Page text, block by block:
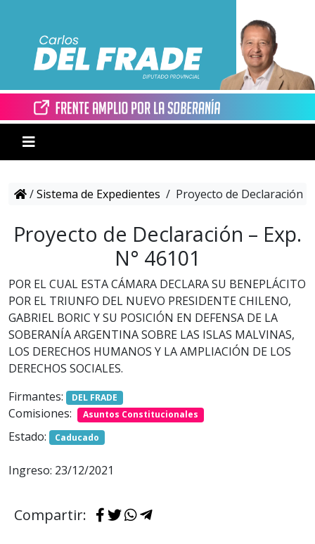
/Sistema de Expedientes / Proyecto de Declaración –
Proyecto de Declaración – Exp.
N° 46101
POR EL CUAL ESTA CÁMARA DECLARA SU BENEPLÁCITO
POR EL TRIUNFO DEL NUEVO PRESIDENTE CHILENO,
GABRIEL BORIC Y SU POSICIÓN EN DEFENSA DE LA
SOBERANÍA ARGENTINA SOBRE LAS ISLAS MALVINAS,
LOS DERECHOS HUMANOS Y LA AMPLIACIÓN DE LOS
DERECHOS SOCIALES.
Firmantes:
DEL FRADE
Comisiones: Asuntos Constitucionales
Estado: Caducado
Ingreso: 23/12/2021
Compartir: